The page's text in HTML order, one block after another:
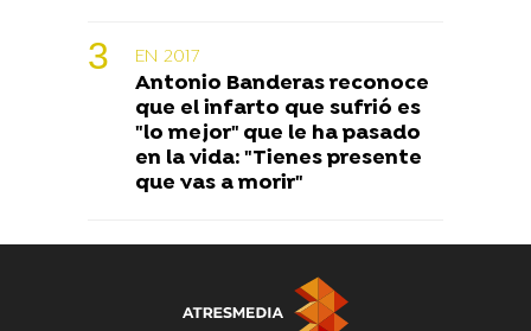
EN 2017
Antonio Banderas reconoce
que el infarto que sufrió es
"lo mejor" que le ha pasado
en la vida: "Tienes presente
que vas a morir"